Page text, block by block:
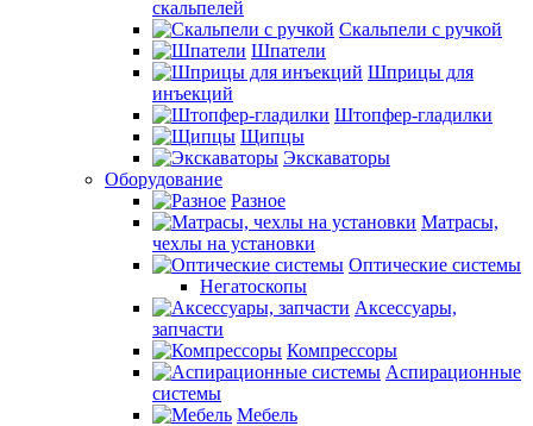
скальпелей
Скальпели с ручкой
Шпатели
Шприцы для
инъекций
Штопфер-гладилки
Щипцы
Экскаваторы
Оборудование
Разное
Матрасы,
чехлы на установки
Оптические системы
Негатоскопы
Аксессуары,
запчасти
Компрессоры
Аспирационные
системы
Мебель